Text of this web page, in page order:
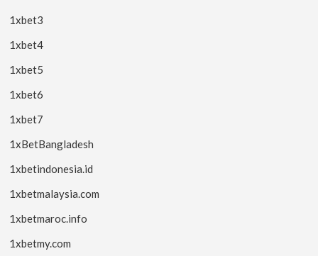
1xbet3
1xbet4
1xbet5
1xbet6
1xbet7
1xBetBangladesh
1xbetindonesia.id
1xbetmalaysia.com
1xbetmaroc.info
1xbetmy.com